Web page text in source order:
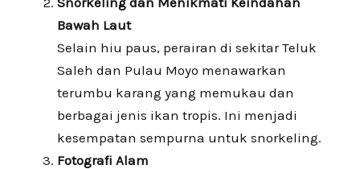
Bawah Laut
Selain hiu paus, perairan di sekitar Teluk
Saleh dan Pulau Moyo menawarkan
terumbu karang yang memukau dan
berbagai jenis ikan tropis. Ini menjadi
kesempatan sempurna untuk snorkeling.
Fotografi Alam